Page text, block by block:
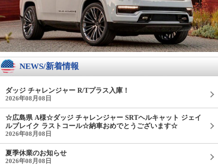
NEWS/新着情報
ダッジ チャレンジャー R/Tプラス入庫！
2026年08月08日
☆広島県 A様☆ダッジ チャレンジャー SRTヘルキャット ジェイ
ルブレイク ラストコール☆納車おめでとうございます☆
2026年08月08日
夏季休業のお知らせ
2026年08月08日